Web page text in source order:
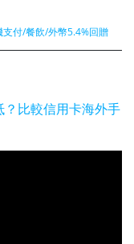
支付/餐飲/外幣5.4%回贈
？比較信用卡海外手